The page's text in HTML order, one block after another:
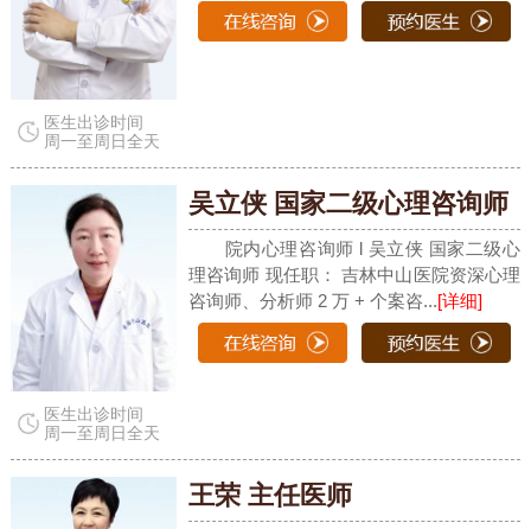
医生出诊时间
周一至周日全天
医生出诊时间
周一至周日全天
吴立侠 国家二级心理咨询师
院内心理咨询师 l 吴立侠 国家二级心
理咨询师 现任职： 吉林中山医院资深心理
咨询师、分析师 2 万 + 个案咨...[详细]
王荣 主任医师